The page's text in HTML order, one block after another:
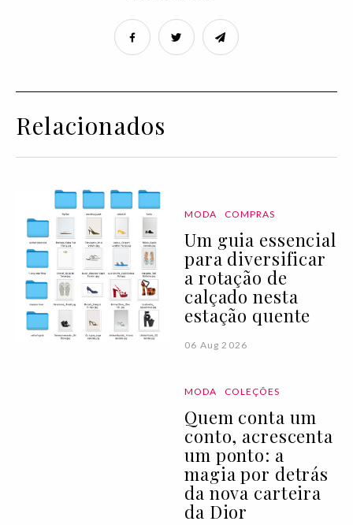
Relacionados
MODA COMPRAS
Um guia essencial
para diversificar
a rotação de
calçado nesta
estação quente
06 Aug 2026
MODA COLEÇÕES
Quem conta um
conto, acrescenta
um ponto: a
magia por detrás
da nova carteira
da Dior